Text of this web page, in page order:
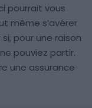
pourrait vous
même s’avérer
pour une raison
pouviez partir.
une assurance